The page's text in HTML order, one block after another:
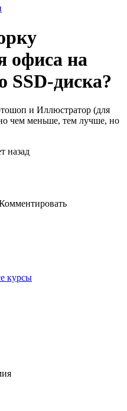
офиса на
SSD-диска?
и Иллюстратор (для
чем меньше, тем лучше, но
назад
курсы